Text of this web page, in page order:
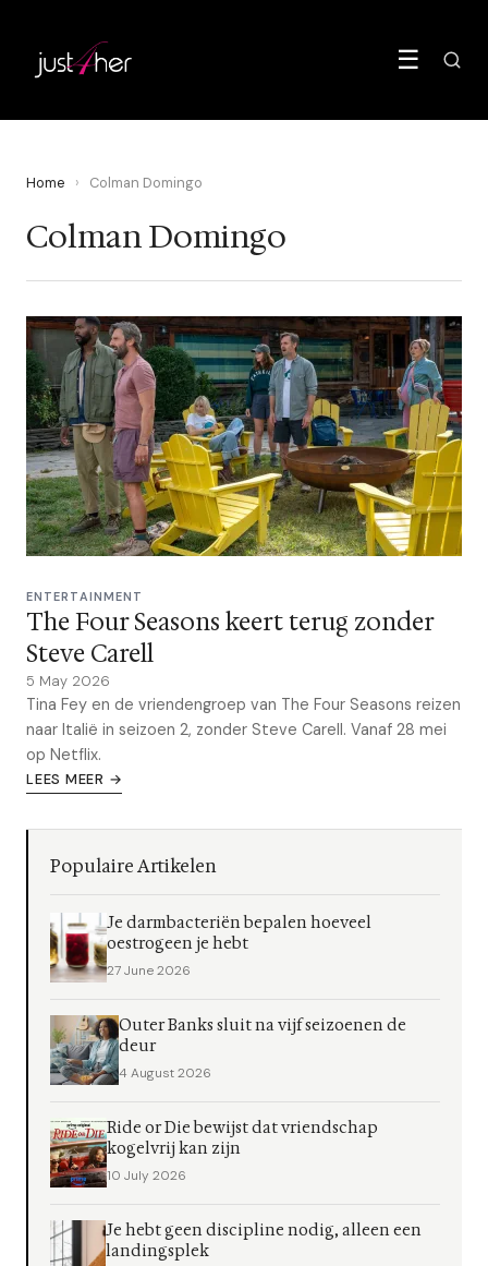
☰
Home › Colman Domingo
Colman Domingo
ENTERTAINMENT
The Four Seasons keert terug zonder
Steve Carell
5 May 2026
Tina Fey en de vriendengroep van The Four Seasons reizen
naar Italië in seizoen 2, zonder Steve Carell. Vanaf 28 mei
op Netflix.
LEES MEER →
Populaire Artikelen
Je darmbacteriën bepalen hoeveel
oestrogeen je hebt
27 June 2026
Outer Banks sluit na vijf seizoenen de
deur
4 August 2026
Ride or Die bewijst dat vriendschap
kogelvrij kan zijn
10 July 2026
Je hebt geen discipline nodig, alleen een
landingsplek